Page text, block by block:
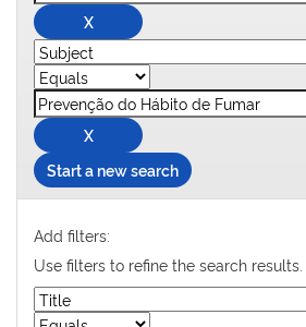
Start a new search
Add filters:
Use filters to refine the search results.